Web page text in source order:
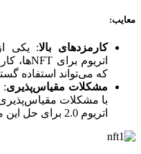
معایب:
کارمزدهای بالا: یکی
که می‌تواند استفاده
مشکلات مقیاس‌پذیری:
با مشکلات
اتریوم 2.0 برای حل این مشکل در حال توسعه است.